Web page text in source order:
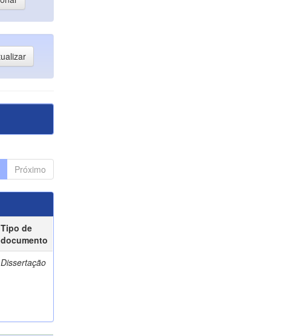
Próximo
Tipo de
documento
Dissertação